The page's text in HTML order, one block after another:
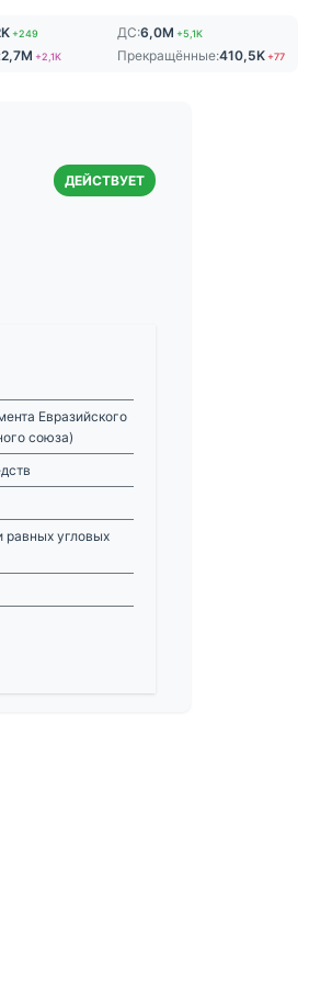
+249 ДС:6,0M +5,1K
2,7M +2,1K Прекращённые:410,5K +77
ДЕЙСТВУЕТ
Евразийского
союза)
угловых